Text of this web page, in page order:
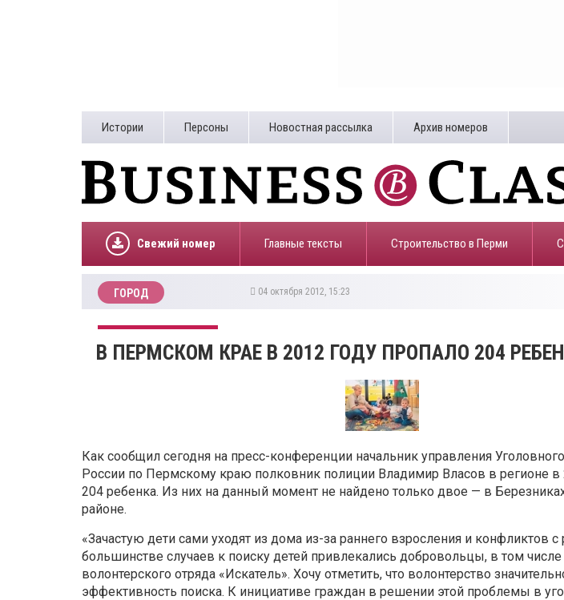
Истории Персоны Новостная рассылка Архив номеров
Свежий номер Главные тексты Строительство в Перми
ГОРОД 04 октября 2012, 15:23
В ПЕРМСКОМ КРАЕ В 2012 ГОДУ ПРОПАЛО 204
Как сообщил сегодня на пресс-конференции начальник управления
России по Пермскому краю полковник полиции Владимир Власов в регионе в
204 ребенка. Из них на данный момент не найдено только двое — в
районе.
«Зачастую дети сами уходят из дома из-за раннего взросления и конфликтов с
большинстве случаев к поиску детей привлекались добровольцы, в том
волонтерского отряда «Искатель». Хочу отметить, что волонтерство
эффективность поиска. К инициативе граждан в решении этой проблемы в